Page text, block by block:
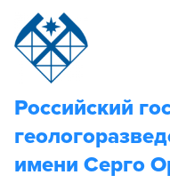
Российский
имени Серго